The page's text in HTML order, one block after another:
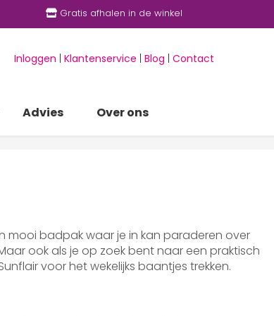
Gratis afhalen in de winkel
Inloggen Klantenservice Blog Contact
Advies Over ons
mooi badpak waar je in kan paraderen over
ook als je op zoek bent naar een praktisch
voor het wekelijks baantjes trekken.